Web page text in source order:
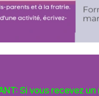
Si vous recevez